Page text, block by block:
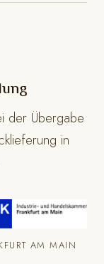
der Übergabe
in
AM MAIN